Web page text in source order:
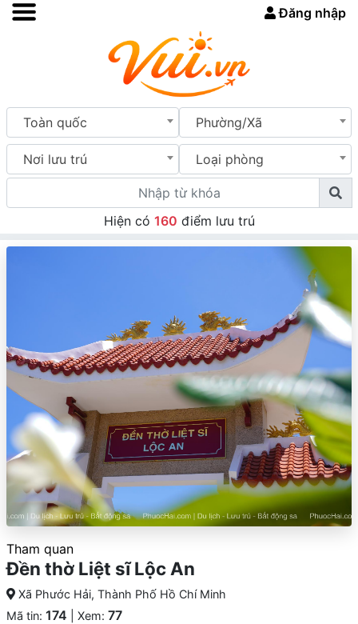
Đăng nhập
Toàn quốc Phường/Xã
Nơi lưu trú Loại phòng
Hiện có 160 điểm lưu trú
Tham quan
Đền thờ Liệt sĩ Lộc An
Xã Phước Hải, Thành Phố Hồ Chí Minh
Mã tin: 174 | Xem: 77